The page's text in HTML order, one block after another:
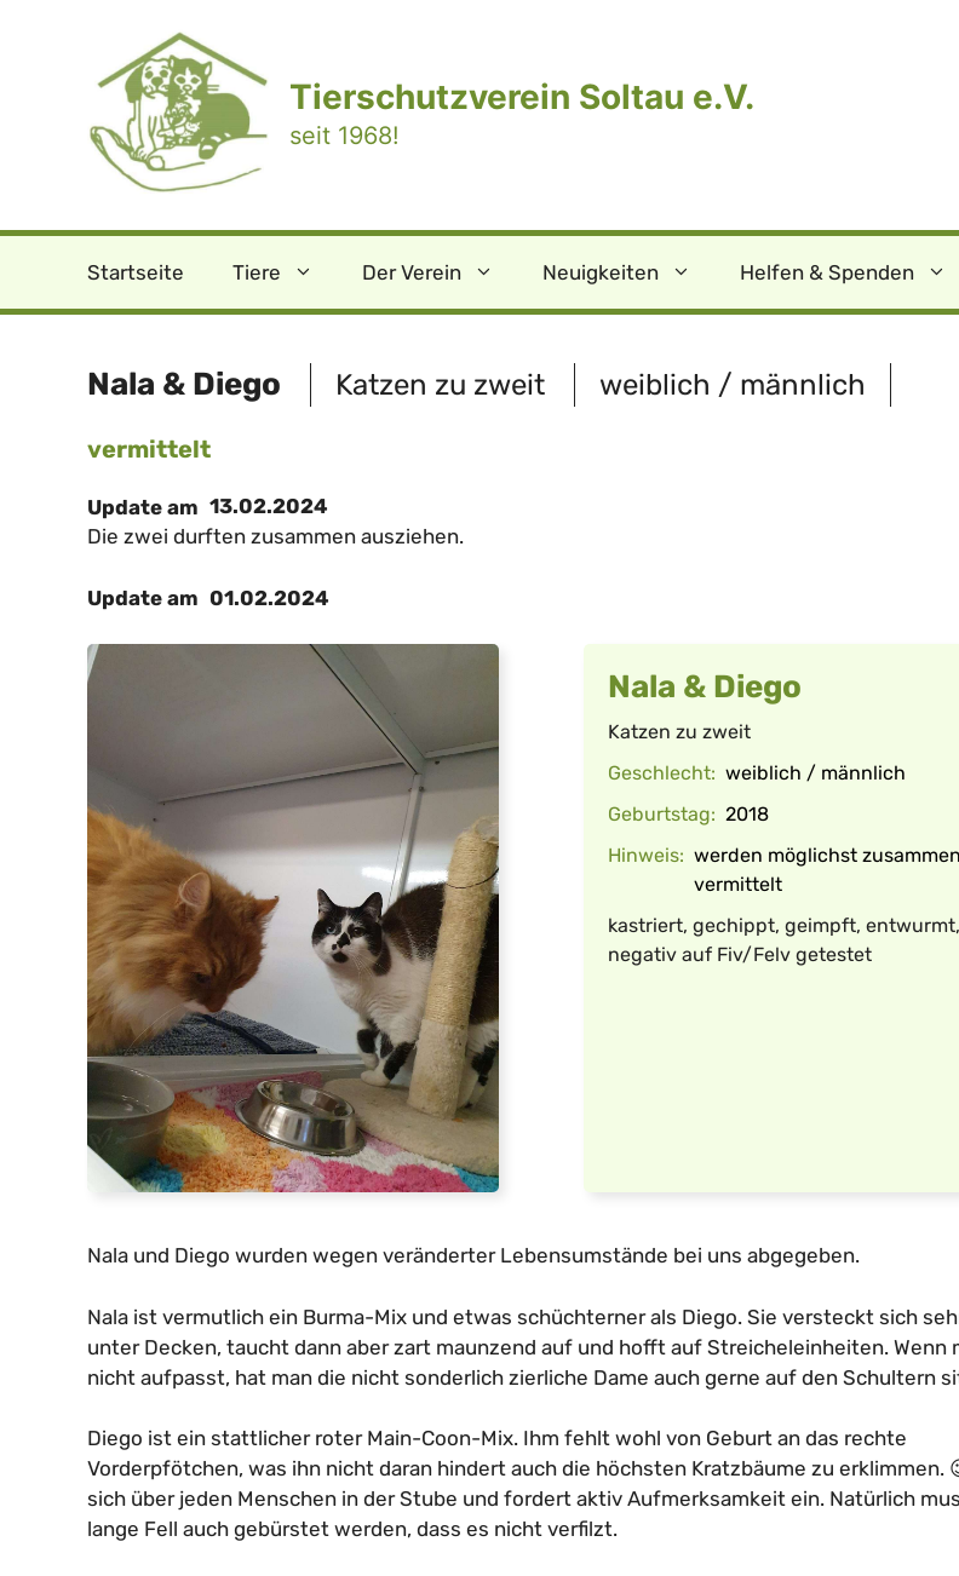
Tierschutzverein Soltau e.V.
seit 1968!
Startseite Tiere Der Verein Neuigkeiten Helfen & Spenden
Nala & Diego Katzen zu zweit weiblich / männlich
vermittelt
Update am 13.02.2024
Die zwei durften zusammen ausziehen.
Update am 01.02.2024
Nala & Diego
Katzen zu zweit
Geschlecht: weiblich / männlich
Geburtstag: 2018
Hinweis: werden möglichst zusammen
vermittelt
kastriert, gechippt, geimpft, entwurmt,
negativ auf Fiv/Felv getestet
Nala und Diego wurden wegen veränderter Lebensumstände bei uns abgegeben.
Nala ist vermutlich ein Burma-Mix und etwas schüchterner als Diego. Sie versteckt sich
unter Decken, taucht dann aber zart maunzend auf und hofft auf Streicheleinheiten. Wenn
nicht aufpasst, hat man die nicht sonderlich zierliche Dame auch gerne auf den Schultern
Diego ist ein stattlicher roter Main-Coon-Mix. Ihm fehlt wohl von Geburt an das rechte
Vorderpfötchen, was ihn nicht daran hindert auch die höchsten Kratzbäume zu erklimmen.
sich über jeden Menschen in der Stube und fordert aktiv Aufmerksamkeit ein. Natürlich
lange Fell auch gebürstet werden, dass es nicht verfilzt.